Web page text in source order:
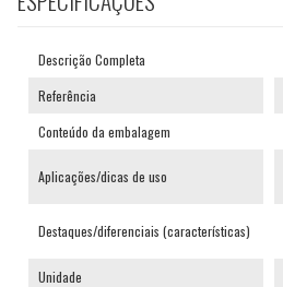
Descrição Completa
Referência
Conteúdo da embalagem
Aplicações/dicas de uso
Destaques/diferenciais (características)
Unidade